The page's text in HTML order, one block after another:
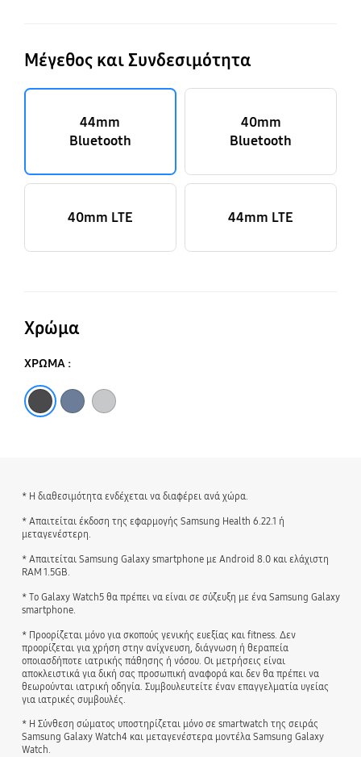
Μέγεθος και Συνδεσιμότητα
44mm
Bluetooth
40mm
Bluetooth
40mm LTE 44mm LTE
Χρώμα
ΧΡΩΜΑ :
* Η διαθεσιμότητα ενδέχεται να διαφέρει ανά χώρα.
* Απαιτείται έκδοση της εφαρμογής Samsung Health 6.22.1 ή
μεταγενέστερη.
* Απαιτείται Samsung Galaxy smartphone με Android 8.0 και ελάχιστη
RAM 1.5GB.
* Το Galaxy Watch5 θα πρέπει να είναι σε σύζευξη με ένα Samsung Galaxy
smartphone.
* Προορίζεται μόνο για σκοπούς γενικής ευεξίας και fitness. Δεν
προορίζεται για χρήση στην ανίχνευση, διάγνωση ή θεραπεία
οποιασδήποτε ιατρικής πάθησης ή νόσου. Οι μετρήσεις είναι
αποκλειστικά για δική σας προσωπική αναφορά και δεν θα πρέπει να
θεωρούνται ιατρική οδηγία. Συμβουλευτείτε έναν επαγγελματία υγείας
για ιατρικές συμβουλές.
* Η Σύνθεση σώματος υποστηρίζεται μόνο σε smartwatch της σειράς
Samsung Galaxy Watch4 και μεταγενέστερα μοντέλα Samsung Galaxy
Watch.